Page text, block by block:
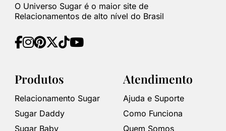
O Universo Sugar é o maior site de
Relacionamentos de alto nível do Brasil
Produtos
Relacionamento Sugar
Sugar Daddy
Sugar Baby
Atendimento
Ajuda e Suporte
Como Funciona
Quem Somos